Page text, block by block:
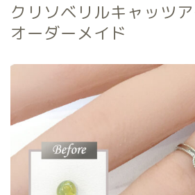
クリソベリルキャッツ
オーダーメイド